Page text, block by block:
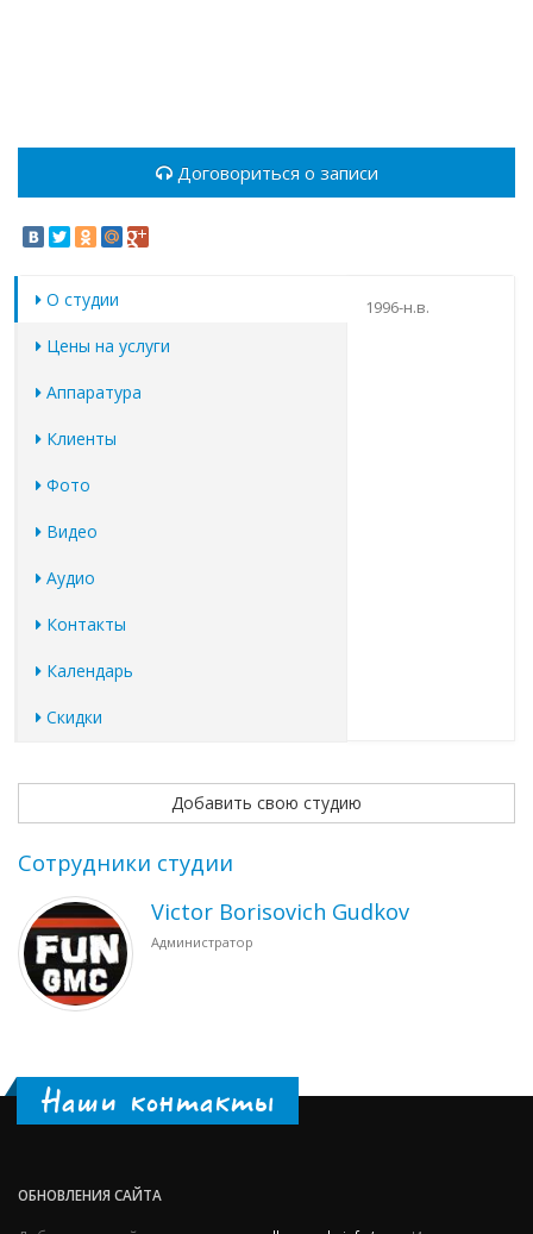
Договориться о записи
О студии
Цены на услуги
Аппаратура
Клиенты
Фото
Видео
Аудио
Контакты
Календарь
Скидки
1996-н.в.
Добавить свою студию
Сотрудники студии
Victor Borisovich Gudkov
Администратор
Наши контакты
ОБНОВЛЕНИЯ САЙТА